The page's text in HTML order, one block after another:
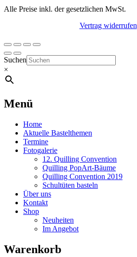
Alle Preise inkl. der gesetzlichen MwSt.
Vertrag widerrufen
Suchen
×
Menü
Home
Aktuelle Bastelthemen
Termine
Fotogalerie
12. Quilling Convention
Quilling PopArt-Bäume
Quilling Convention 2019
Schultüten basteln
Über uns
Kontakt
Shop
Neuheiten
Im Angebot
Warenkorb